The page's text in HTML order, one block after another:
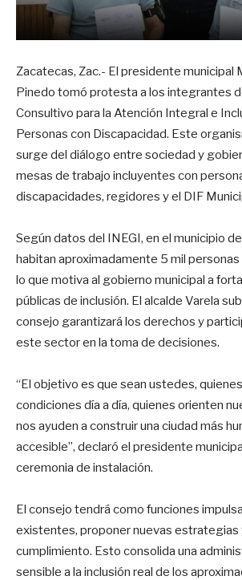
Zacatecas, Zac.- El presidente municipal
Pinedo tomó protesta a los integrantes
Consultivo para la Atención Integral e
Personas con Discapacidad. Este
surge del diálogo entre sociedad y
mesas de trabajo incluyentes con
discapacidades, regidores y el DIF
Según datos del INEGI, en el municipio
habitan aproximadamente 5 mil
lo que motiva al gobierno municipal a
públicas de inclusión. El alcalde Varela
consejo garantizará los derechos y
este sector en la toma de decisiones.
“El objetivo es que sean ustedes,
condiciones día a día, quienes orienten
nos ayuden a construir una ciudad más
accesible”, declaró el presidente
ceremonia de instalación.
El consejo tendrá como funciones
existentes, proponer nuevas estrategias
cumplimiento. Esto consolida una
sensible a la inclusión real de los